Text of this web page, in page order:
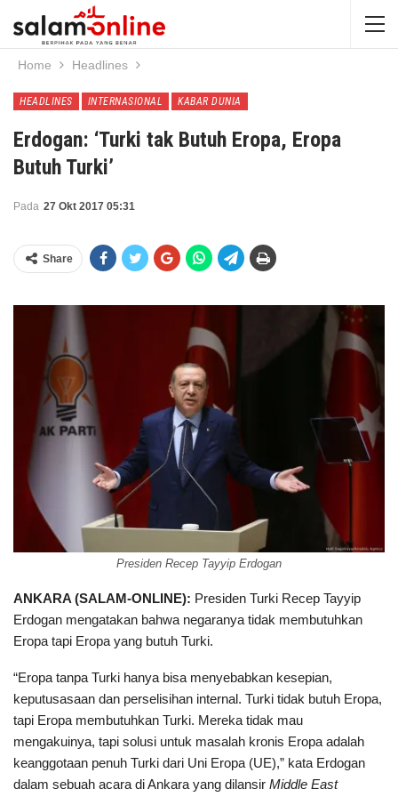
Home Headlines
HEADLINES INTERNASIONAL KABAR DUNIA
Erdogan: ‘Turki tak Butuh Eropa, Eropa
Butuh Turki’
Pada 27 Okt 2017 05:31
Share
Presiden Recep Tayyip Erdogan
ANKARA (SALAM-ONLINE): Presiden Turki Recep Tayyip
Erdogan mengatakan bahwa negaranya tidak membutuhkan
Eropa tapi Eropa yang butuh Turki.
“Eropa tanpa Turki hanya bisa menyebabkan kesepian,
keputusasaan dan perselisihan internal. Turki tidak butuh Eropa,
tapi Eropa membutuhkan Turki. Mereka tidak mau
mengakuinya, tapi solusi untuk masalah kronis Eropa adalah
keanggotaan penuh Turki dari Uni Eropa (UE),” kata Erdogan
dalam sebuah acara di Ankara yang dilansir Middle East